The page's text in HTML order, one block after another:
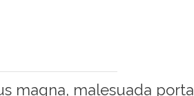
magna, malesuada porta